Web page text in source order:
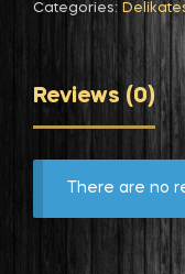
Categories:
Reviews (0)
There are no